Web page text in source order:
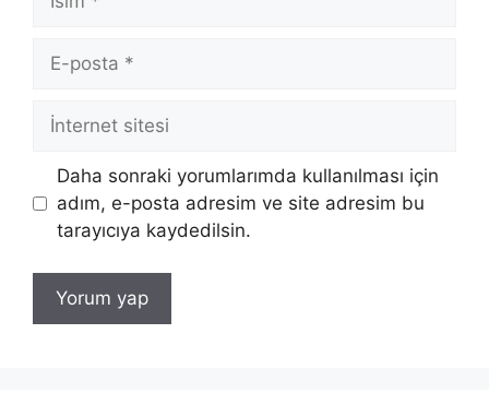
posta
İnternet
Daha sonraki yorumlarımda kullanılması için
adım, e-posta adresim ve site adresim bu
tarayıcıya kaydedilsin.